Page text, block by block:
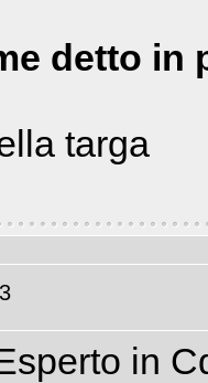
detto in
targa
in